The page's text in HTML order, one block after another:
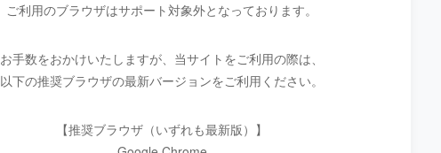
ご利用のブラウザはサポート対象外となっております。
お手数をおかけいたしますが、当サイトをご利用の際は、
以下の推奨ブラウザの最新バージョンをご利用ください。
【推奨ブラウザ（いずれも最新版）】